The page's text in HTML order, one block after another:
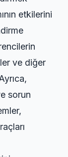
etkilerini
ve diğer
sorun